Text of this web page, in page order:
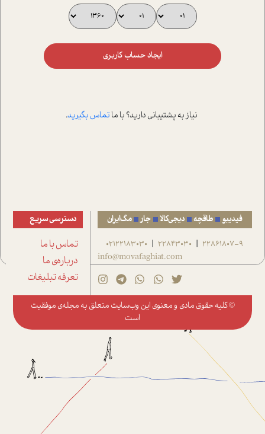
ایجاد حساب کاربری
نیاز به پشتیبانی دارید؟ با ماتماس بگیرید.
فیدیبو طاقچه دیجی‌کالا جار مگ‌ایران
22861807-9
|
22843030
|
02122183030
info@movafaghiat.com
دسترسی سریع
تماس با ما
درباره‌ی ما
تعرفه تبلیغات
© کلیه حقوق مادی و معنوی این وب‌سایت متعلق به مجله‌ی موفقیت
است